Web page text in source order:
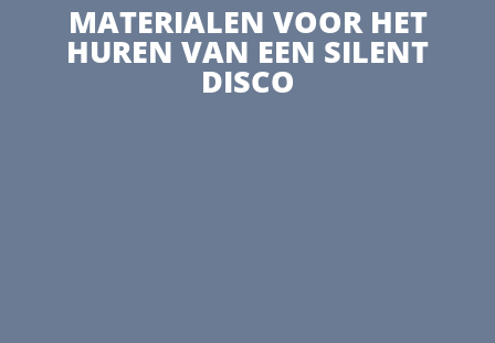
MATERIALEN VOOR HET
HUREN VAN EEN SILENT
DISCO